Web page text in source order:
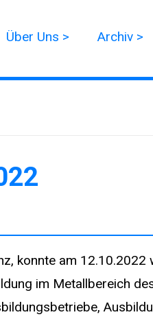
Über Uns > Archiv >
konnte am
im Metallbereich